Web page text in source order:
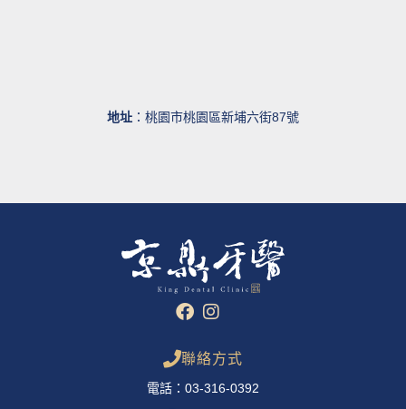
地址 ：桃園市桃園區新埔六街87號
聯絡方式
電話：03-316-0392